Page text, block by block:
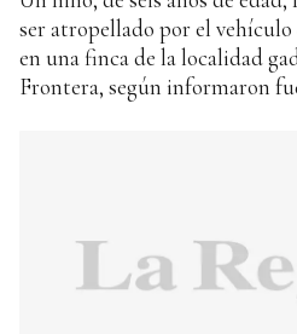
ser atropellado por el
en una finca de la localidad
Frontera, según informaron